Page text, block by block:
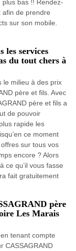
bas !! Rendez-
afin de prendre
sur son mobile.
les services
du tout chers à
le milieu à des prix
père et fils. Avec
père et fils a
de pouvoir
rapide les
ce moment
sur tous vos
encore ? Alors
ce qu’il vous fasse
fait gratuitement
père
Les Marais
tenant compte
CASSAGRAND